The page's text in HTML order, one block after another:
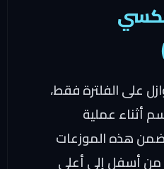
على الفلترة فقط،
أثناء عملية
هذه الموزعات
أسفل إلى أعلى